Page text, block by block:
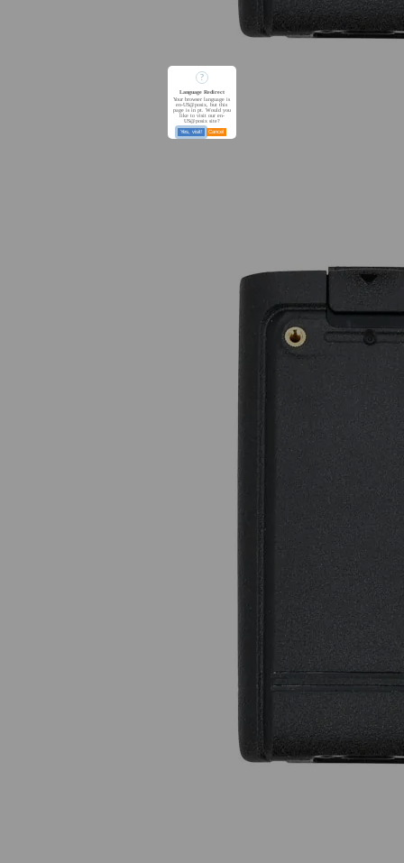
?
Language Redirect
Your browser language is
en-US@posix, but this
page is in pt. Would you
like to visit our en-
US@posix site?
Yes, visit! Cancel